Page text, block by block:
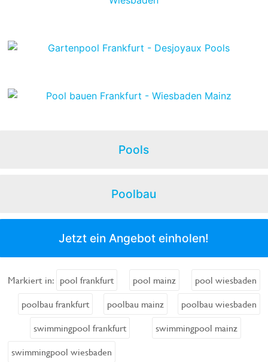
Pools
Poolbau
Jetzt ein Angebot einholen!
Markiert in: pool frankfurt pool mainz
pool wiesbaden
poolbau frankfurt
poolbau mainz
poolbau wiesbaden
swimmingpool frankfurt
swimmingpool mainz
swimmingpool wiesbaden